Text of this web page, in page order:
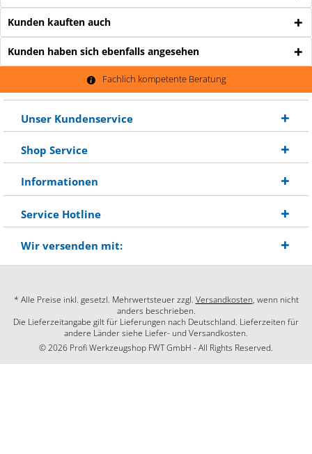
Kunden kauften auch
Kunden haben sich ebenfalls angesehen
Fachlich kompetente Beratung
Unser Kundenservice
Shop Service
Informationen
Service Hotline
Wir versenden mit:
* Alle Preise inkl. gesetzl. Mehrwertsteuer zzgl. Versandkosten, wenn nicht
anders beschrieben.
Die Lieferzeitangabe gilt für Lieferungen nach Deutschland. Lieferzeiten für
andere Länder siehe Liefer- und Versandkosten.
© 2026 Profi Werkzeugshop FWT GmbH - All Rights Reserved.